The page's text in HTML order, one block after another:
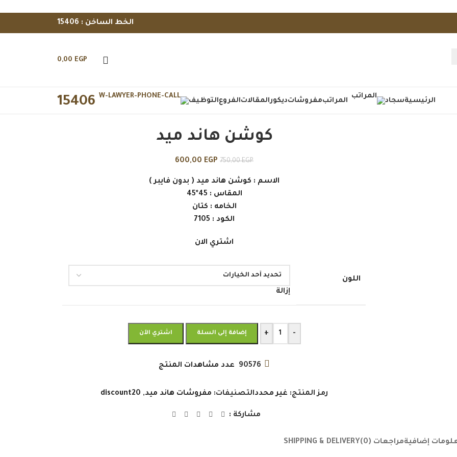
الخط الساخن : 15406
0,00 EGP
الرئيسيةسجاد المراتبمفروشاتديكور المقالاتالفروعالتوظيف 15406
كوشن هاند ميد
750,00EGP
600,00 EGP
الاسم : كوشن هاند ميد ( بدون فايبر )
المقاس : 45*45
الخامه : كتان
الكود : 7105
اشتري الان
اللون
إزالة
-
+ إضافة إلى السلة اشتري الآن
90576 عدد مشاهدات المنتج
رمز المنتج: غير محددالتصنيفات: مفروشات هاند ميد,
discount20
مشاركة :
إضافيةمراجعات (0) SHIPPING & DELIVERY